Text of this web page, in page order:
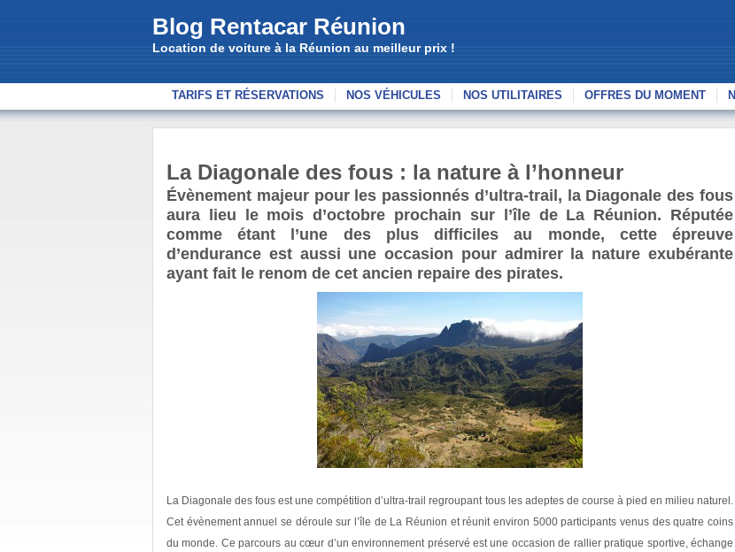
Blog Rentacar Réunion
Location de voiture à la Réunion au meilleur prix !
TARIFS ET RÉSERVATIONS NOS VÉHICULES NOS UTILITAIRES OFFRES DU MOMENT
La Diagonale des fous : la nature à l’honneur
Évènement majeur pour les passionnés d’ultra-trail, la Diagonale des fous
aura lieu le mois d’octobre prochain sur l’île de La Réunion. Réputée
comme étant l’une des plus difficiles au monde, cette épreuve
d’endurance est aussi une occasion pour admirer la nature exubérante
ayant fait le renom de cet ancien repaire des pirates.
La Diagonale des fous est une compétition d’ultra-trail regroupant tous les adeptes de course à pied en milieu naturel.
Cet évènement annuel se déroule sur l’île de La Réunion et réunit environ 5000 participants venus des quatre coins
du monde. Ce parcours au cœur d’un environnement préservé est une occasion de rallier pratique sportive, échange